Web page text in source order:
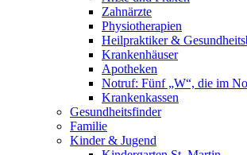
Zahnärzte
Physiotherapien
Heilpraktiker &
Krankenhäuser
Apotheken
Notruf: Fünf „W“, die im
Krankenkassen
Gesundheitsfinder
Familie
Kinder & Jugend